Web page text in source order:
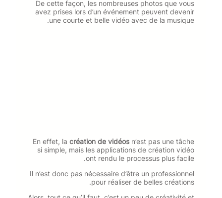
De cette façon, les nombreuses photos que vous
avez prises lors d’un événement peuvent devenir
une courte et belle vidéo avec de la musique.
En effet, la création de vidéos n’est pas une tâche
si simple, mais les applications de création vidéo
ont rendu le processus plus facile.
Il n’est donc pas nécessaire d’être un professionnel
pour réaliser de belles créations.